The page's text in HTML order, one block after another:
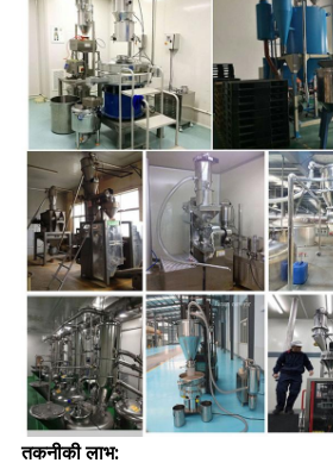
तकनीकी लाभ: